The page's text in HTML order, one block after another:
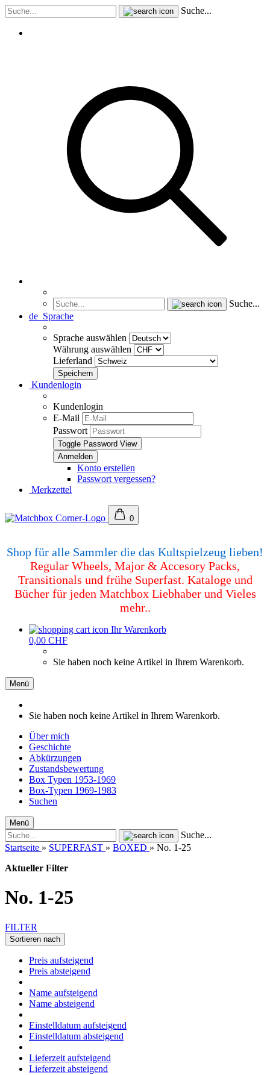
Suche...
Suche...
de Sprache
Sprache auswählen
Währung auswählen
Lieferland
Kundenlogin
Kundenlogin
E-Mail
Passwort
Toggle Password View
Konto erstellen
Passwort vergessen?
Merkzettel
0
Shop für alle Sammler die das Kultspielzeug lieben!
Regular Wheels, Major & Accesory Packs,
Transitionals und frühe Superfast. Kataloge und
Bücher für jeden Matchbox Liebhaber und Vieles
mehr..
Ihr Warenkorb
0,00 CHF
Sie haben noch keine Artikel in Ihrem Warenkorb.
Menü
Sie haben noch keine Artikel in Ihrem Warenkorb.
Über mich
Geschichte
Abkürzungen
Zustandsbewertung
Box Typen 1953-1969
Box-Typen 1969-1983
Suchen
Menü
Suche...
Startseite » SUPERFAST » BOXED » No. 1-25
Aktueller Filter
No. 1-25
FILTER
Sortieren nach
Preis aufsteigend
Preis absteigend
Name aufsteigend
Name absteigend
Einstelldatum aufsteigend
Einstelldatum absteigend
Lieferzeit aufsteigend
Lieferzeit absteigend